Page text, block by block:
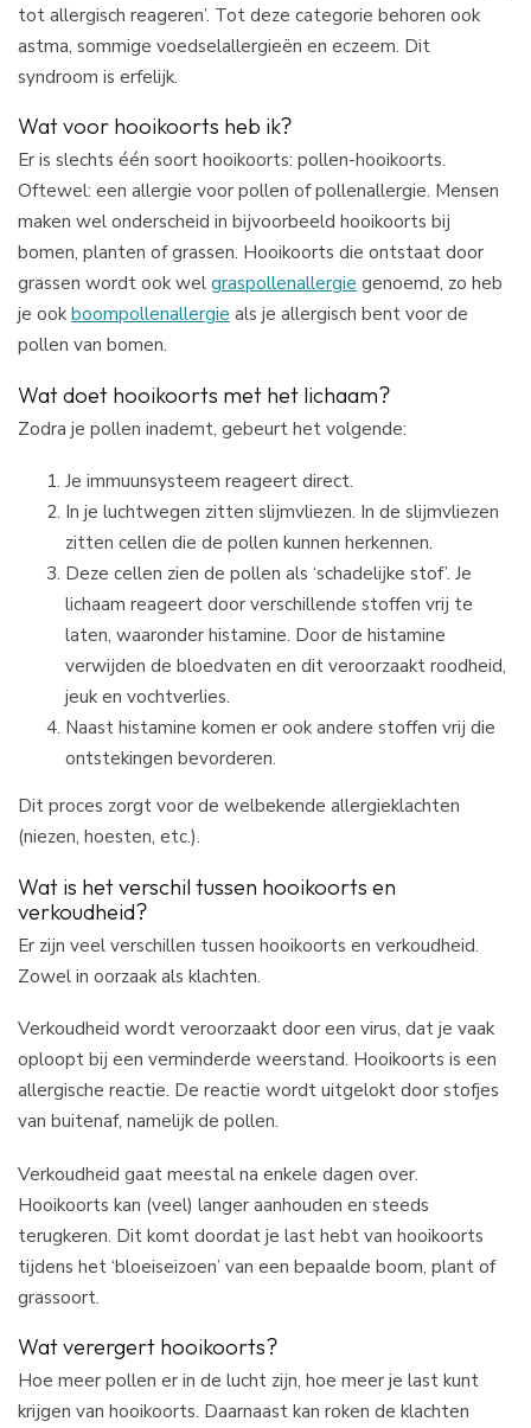
tot allergisch reageren’. Tot deze categorie behoren ook
astma, sommige voedselallergieën en eczeem. Dit
syndroom is erfelijk.
Wat voor hooikoorts heb ik?
Er is slechts één soort hooikoorts: pollen-hooikoorts.
Oftewel: een allergie voor pollen of pollenallergie. Mensen
maken wel onderscheid in bijvoorbeeld hooikoorts bij
bomen, planten of grassen. Hooikoorts die ontstaat door
grassen wordt ook welgraspollenallergie genoemd, zo heb
je ookboompollenallergie als je allergisch bent voor de
pollen van bomen.
Wat doet hooikoorts met het lichaam?
Zodra je pollen inademt, gebeurt het volgende:
Je immuunsysteem reageert direct.
In je luchtwegen zitten slijmvliezen. In de slijmvliezen
zitten cellen die de pollen kunnen herkennen.
Deze cellen zien de pollen als ‘schadelijke stof’. Je
lichaam reageert door verschillende stoffen vrij te
laten, waaronder histamine. Door de histamine
verwijden de bloedvaten en dit veroorzaakt roodheid,
jeuk en vochtverlies.
Naast histamine komen er ook andere stoffen vrij die
ontstekingen bevorderen.
Dit proces zorgt voor de welbekende allergieklachten
(niezen, hoesten, etc.).
Wat is het verschil tussen hooikoorts en
verkoudheid?
Er zijn veel verschillen tussen hooikoorts en verkoudheid.
Zowel in oorzaak als klachten.
Verkoudheid wordt veroorzaakt door een virus, dat je vaak
oploopt bij een verminderde weerstand. Hooikoorts is een
allergische reactie. De reactie wordt uitgelokt door stofjes
van buitenaf, namelijk de pollen.
Verkoudheid gaat meestal na enkele dagen over.
Hooikoorts kan (veel) langer aanhouden en steeds
terugkeren. Dit komt doordat je last hebt van hooikoorts
tijdens het ‘bloeiseizoen’ van een bepaalde boom, plant of
grassoort.
Wat verergert hooikoorts?
Hoe meer pollen er in de lucht zijn, hoe meer je last kunt
krijgen van hooikoorts. Daarnaast kan roken de klachten